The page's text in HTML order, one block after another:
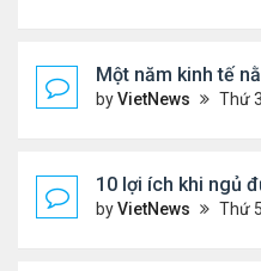
Một năm kinh tế
byVietNews Thứ 3 Tháng 12 13, 2022 10:35 am
10 lợi ích khi ngủ
byVietNews Thứ 5 Tháng 12 08, 2022 5:04 pm